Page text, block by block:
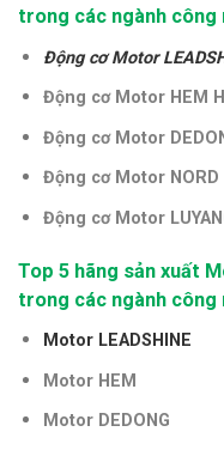
trong các ngành công
Động cơ Motor
Động cơ Motor HEM
Động cơ Motor
Động cơ Motor NORD
Động cơ Motor
Top 5 hãng sản xuất
trong các ngành công
Motor LEADSHINE
Motor HEM
Motor DEDONG